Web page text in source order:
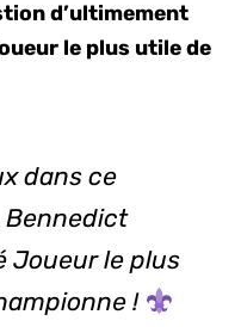
d’ultimement
le plus utile de
dans ce
Bennedict
Joueur le plus
!